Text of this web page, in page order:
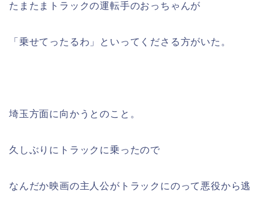
たまたまトラックの運転手のおっちゃんが
「乗せてったるわ」といってくださる方がいた。
埼玉方面に向かうとのこと。
久しぶりにトラックに乗ったので
なんだか映画の主人公がトラックにのって悪役から逃